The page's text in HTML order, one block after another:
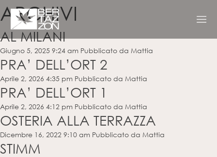
ARCHIVI
AL MILANI
Giugno 5, 2025 9:24 am Pubblicato da Mattia
PRA’ DELL’ORT 2
Aprile 2, 2026 4:35 pm Pubblicato da Mattia
PRA’ DELL’ORT 1
Aprile 2, 2026 4:12 pm Pubblicato da Mattia
OSTERIA ALLA TERRAZZA
Dicembre 16, 2022 9:10 am Pubblicato da Mattia
STIMM